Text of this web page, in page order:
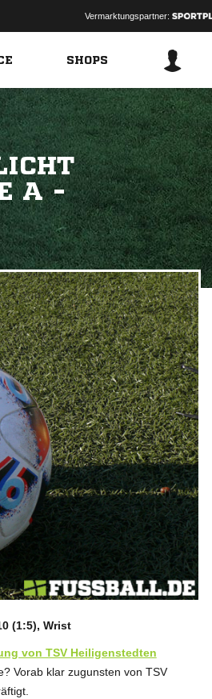
Vermarktungspartner:
SHOPS
A -
(1:5), Wrist
von TSV Heiligenstedten
Vorab klar zugunsten von TSV